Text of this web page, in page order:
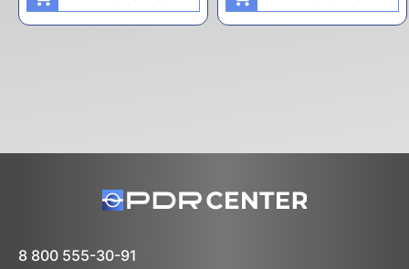
8 800 555-30-91